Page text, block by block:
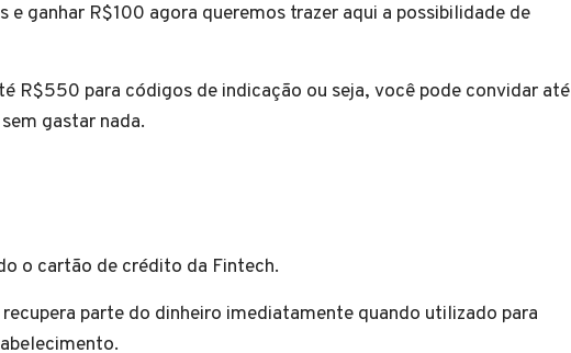
e ganhar R$100 agora queremos trazer aqui a possibilidade de
R$550 para códigos de indicação ou seja, você pode convidar até
gastar nada.
o cartão de crédito da Fintech.
parte do dinheiro imediatamente quando utilizado para